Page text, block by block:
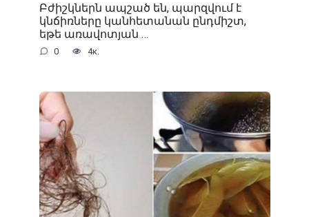
Բժիշկներն ապշած են, պարզվում է
կնճիռները կանհետանան ընդմիշտ,
եթե առավոտյան …
0 4к.